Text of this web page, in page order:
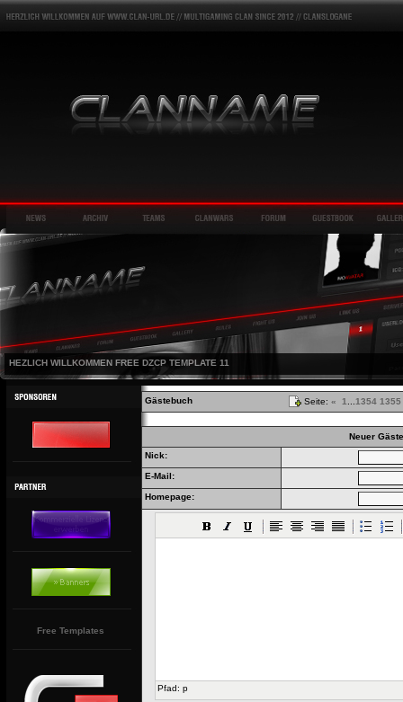
HEZLICH WILLKOMMEN FREE DZCP TEMPLATE 11
Free Templates
Gästebuch Seite: « 1 1354 1355
Neuer
Nick:
E-Mail:
Homepage:
Pfad: p